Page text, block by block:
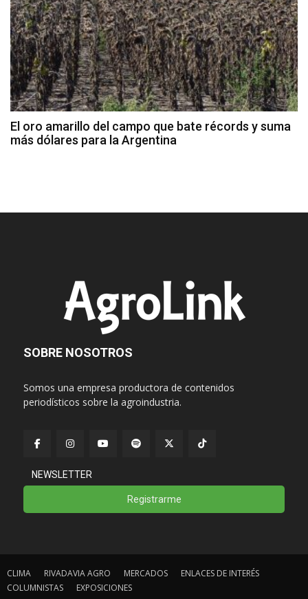
El oro amarillo del campo que bate récords y suma
más dólares para la Argentina
SOBRE NOSOTROS
Somos una empresa productora de contenidos
periodísticos sobre la agroindustria.
NEWSLETTER
Registrarme
CLIMA RIVADAVIA AGRO MERCADOS
ENLACES DE INTERÉS
COLUMNISTAS
EXPOSICIONES